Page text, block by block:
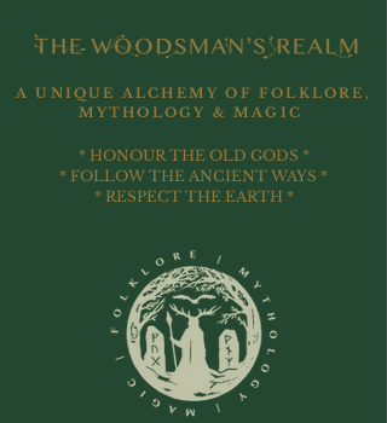
A UNIQUE ALCHEMY OF FOLKLORE,
MYTHOLOGY & MAGIC
* HONOUR THE OLD GODS *
* FOLLOW THE ANCIENT WAYS *
* RESPECT THE EARTH *